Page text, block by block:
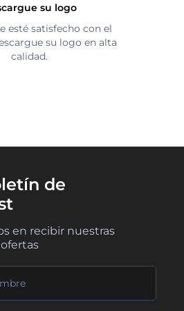
su logo
esté satisfecho con el
su logo en alta
calidad.
de
en recibir nuestras